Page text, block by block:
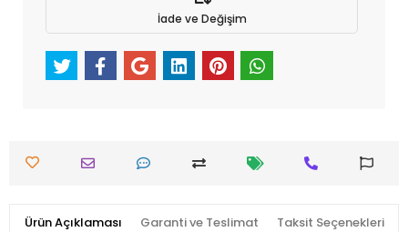
İade ve Değişim
Ürün Açıklaması Garanti ve Teslimat Taksit Seçenekleri